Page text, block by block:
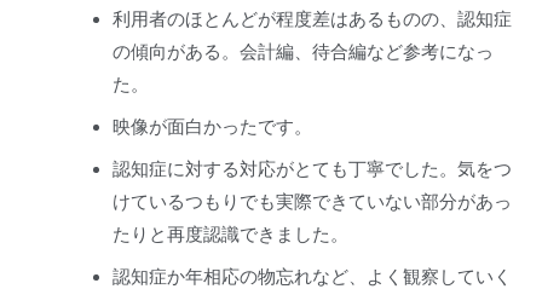
利用者のほとんどが程度差はあるものの、認知症
の傾向がある。会計編、待合編など参考になっ
た。
映像が面白かったです。
認知症に対する対応がとても丁寧でした。気をつ
けているつもりでも実際できていない部分があっ
たりと再度認識できました。
認知症か年相応の物忘れなど、よく観察していく